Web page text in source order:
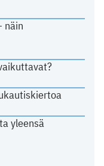
näin
yleensä